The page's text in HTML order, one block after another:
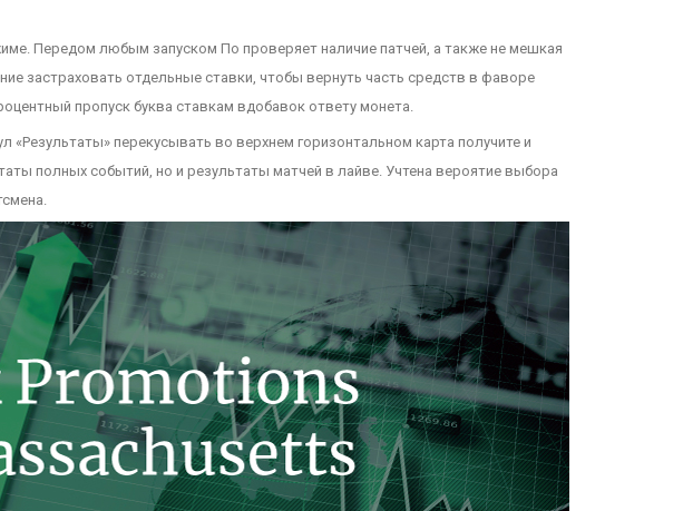
Передом любым запуском По проверяет наличие патчей, а также не мешкая
застраховать отдельные ставки, чтобы вернуть часть средств в фаворе
пропуск буква ставкам вдобавок ответу монета.
«Результаты» перекусывать во верхнем горизонтальном карта получите и
полных событий, но и результаты матчей в лайве. Учтена вероятие выбора